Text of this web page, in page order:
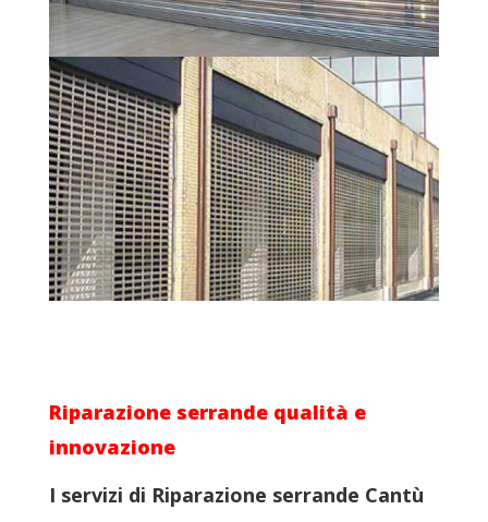
Riparazione serrandequalità e
innovazione
I servizi di Riparazione serrande Cantù